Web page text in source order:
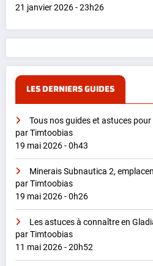
21 janvier 2026 - 23h26
LES DERNIERS GUIDES
Tous nos guides et astuces
par Timtoobias
19 mai 2026 - 0h43
Minerais Subnautica 2,
par Timtoobias
19 mai 2026 - 0h26
Les astuces à connaître en
par Timtoobias
11 mai 2026 - 20h52